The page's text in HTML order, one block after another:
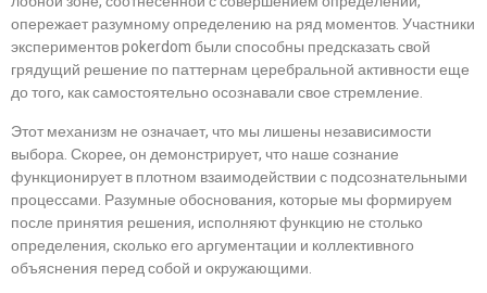
опережает разумному определению на ряд моментов. Участники
экспериментов pokerdom были способны предсказать свой
грядущий решение по паттернам церебральной активности еще
до того, как самостоятельно осознавали свое стремление.
Этот механизм не означает, что мы лишены независимости
выбора. Скорее, он демонстрирует, что наше сознание
функционирует в плотном взаимодействии с подсознательными
процессами. Разумные обоснования, которые мы формируем
после принятия решения, исполняют функцию не столько
определения, сколько его аргументации и коллективного
объяснения перед собой и окружающими.